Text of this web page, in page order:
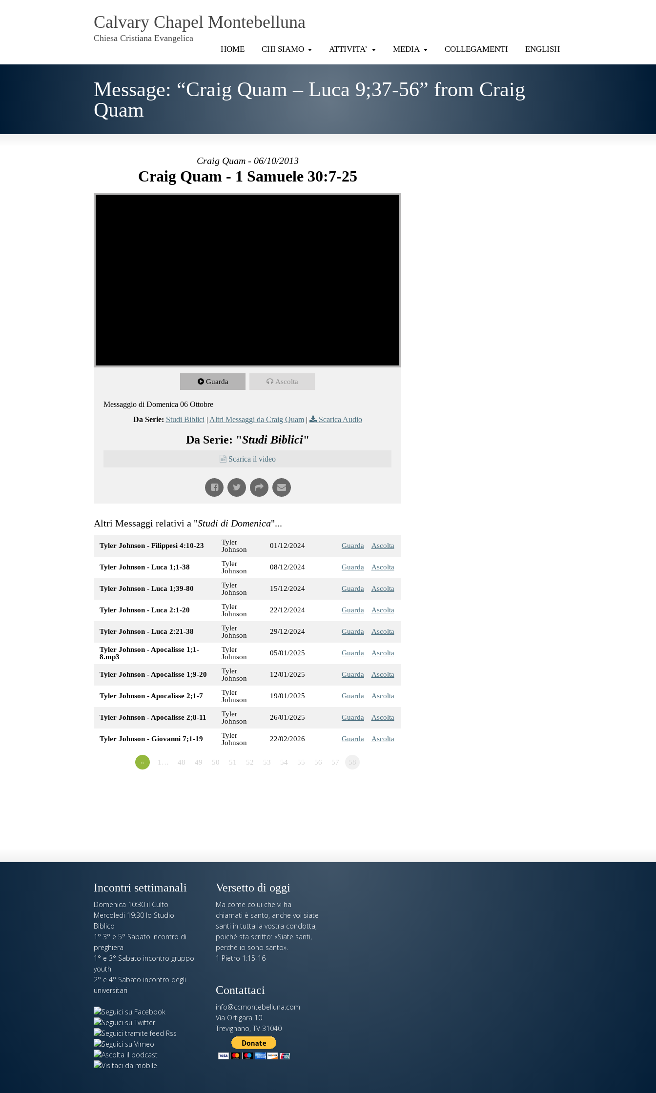
Calvary Chapel Montebelluna
Chiesa Cristiana Evangelica
HOME CHI SIAMO ATTIVITA’ MEDIA COLLEGAMENTI ENGLISH
Message: “Craig Quam – Luca 9;37-56” from Craig
Quam
Craig Quam - 06/10/2013
Craig Quam - 1 Samuele 30:7-25
Guarda Ascolta
Messaggio di Domenica 06 Ottobre
Da Serie: Studi Biblici | Altri Messaggi da Craig Quam| Scarica Audio
Da Serie: "Studi Biblici"
Scarica il video
Altri Messaggi relativi a "Studi di Domenica"...
Tyler Johnson - Filippesi 4:10-23
Tyler
Johnson
01/12/2024 Guarda Ascolta
Tyler Johnson - Luca 1;1-38
Tyler
Johnson
08/12/2024 Guarda Ascolta
Tyler Johnson - Luca 1;39-80
Tyler
Johnson
15/12/2024 Guarda Ascolta
Tyler Johnson - Luca 2:1-20
Tyler
Johnson
22/12/2024 Guarda Ascolta
Tyler Johnson - Luca 2:21-38
Tyler
Johnson
29/12/2024 Guarda Ascolta
Tyler Johnson - Apocalisse 1;1-
8.mp3
Tyler
Johnson
05/01/2025 Guarda Ascolta
Tyler Johnson - Apocalisse 1;9-20
Tyler
Johnson
12/01/2025 Guarda Ascolta
Tyler Johnson - Apocalisse 2;1-7
Tyler
Johnson
19/01/2025 Guarda Ascolta
Tyler Johnson - Apocalisse 2;8-11
Tyler
Johnson
26/01/2025 Guarda Ascolta
Tyler Johnson - Giovanni 7;1-19
Tyler
Johnson
22/02/2026 Guarda Ascolta
« 1… 48 49 50 51 52 53 54 55 56 57 58
Incontri settimanali
Domenica 10:30 il Culto
Mercoledi 19:30 lo Studio
Biblico
1° 3° e 5° Sabato incontro di
preghiera
1° e 3° Sabato incontro gruppo
youth
2° e 4° Sabato incontro degli
universitari
Versetto di oggi
Ma come colui che vi ha
chiamati è santo, anche voi siate
santi in tutta la vostra condotta,
poiché sta scritto: «Siate santi,
perché io sono santo».
1 Pietro 1:15-16
Contattaci
info@ccmontebelluna.com
Via Ortigara 10
Trevignano, TV 31040